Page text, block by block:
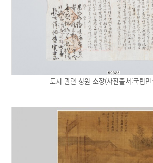
토지 관련 청원 소장(사진출처:국립